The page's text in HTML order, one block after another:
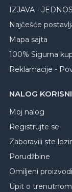
IZJAVA -
Najčešće
Mapa sajta
100% Sigurna
Reklamacije -
NALOG
Moj nalog
Registrujte se
Zaboravili ste
Porudžbine
Omiljeni proizvodi
Upit o